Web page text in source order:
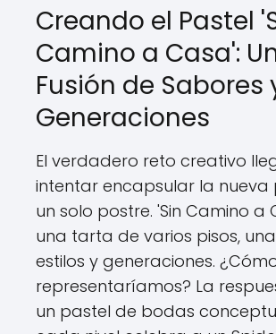
Creando el Pastel
Camino a Casa':
Fusión de Sabores
Generaciones
El verdadero reto creativo
intentar encapsular la nueva
un solo postre. 'Sin Camino a
una tarta de varios pisos,
estilos y generaciones.
representaríamos? La
un pastel de bodas